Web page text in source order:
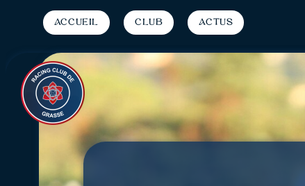
Accueil Club Actus